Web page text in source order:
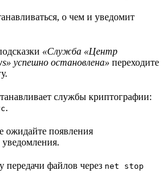
о чем и уведомит
«Служба «Центр
успешно остановлена» переходите
службы криптографии:
.
ожидайте появления
передачи файлов через net stop